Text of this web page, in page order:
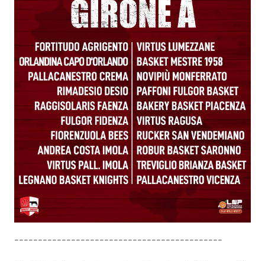
--------------------------------------------